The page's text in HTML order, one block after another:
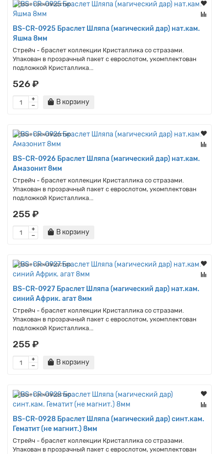
Наше производство
BS-CR-0925 Браслет Шляпа (магический дар) нат.кам.
Яшма 8мм
Стрейч - браслет коллекции Кристаллика со стразами.
Упакован в прозрачный пакет с еврослотом, укомплектован
подложкой Кристаллика...
526 ₽
В корзину
Наше производство
BS-CR-0926 Браслет Шляпа (магический дар) нат.кам.
Амазонит 8мм
Стрейч - браслет коллекции Кристаллика со стразами.
Упакован в прозрачный пакет с еврослотом, укомплектован
подложкой Кристаллика...
255 ₽
В корзину
Наше производство
BS-CR-0927 Браслет Шляпа (магический дар) нат.кам.
синий Африк. агат 8мм
Стрейч - браслет коллекции Кристаллика со стразами.
Упакован в прозрачный пакет с еврослотом, укомплектован
подложкой Кристаллика...
255 ₽
В корзину
Наше производство
BS-CR-0928 Браслет Шляпа (магический дар) синт.кам.
Гематит (не магнит.) 8мм
Стрейч - браслет коллекции Кристаллика со стразами.
Упакован в прозрачный пакет с еврослотом, укомплектован